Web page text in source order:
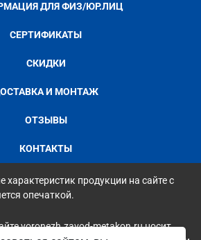
ДЛЯ ФИЗ/ЮР.ЛИЦ
СЕРТИФИКАТЫ
СКИДКИ
И МОНТАЖ
ОТЗЫВЫ
КОНТАКТЫ
характеристик продукции на сайте с
опечаткой.
voronezh.zavod-metakon.ru носит